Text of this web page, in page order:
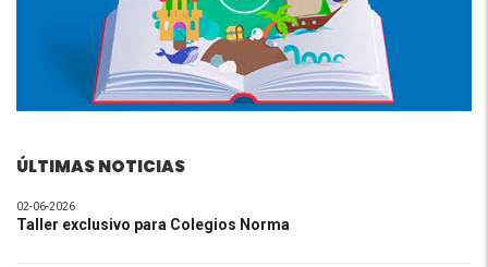
ÚLTIMAS NOTICIAS
02-06-2026
Taller exclusivo para Colegios Norma